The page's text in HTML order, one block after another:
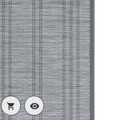
 